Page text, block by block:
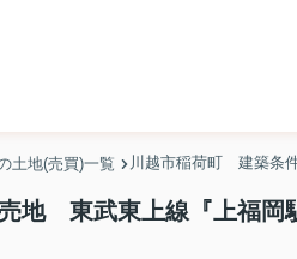
土地(売買)一覧 川越市稲荷町 建築条
地 東武東上線『上福岡